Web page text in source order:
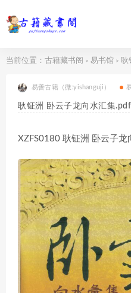
当前位置： 古籍藏书阁 > 易书馆 > 耿
易善古籍（微:yishanguji）
耿钲洲 卧云子龙向水汇集.pdf
XZFS0180 耿钲洲 卧云子龙